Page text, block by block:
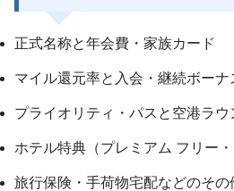
正式名称と年会費・家族カード
マイル還元率と入会・継続ボーナ
プライオリティ・パスと空港ラウ
ホテル特典（プレミアム フリー・
旅行保険・手荷物宅配などのその